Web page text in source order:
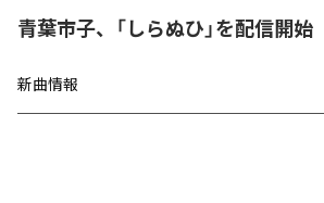
青葉市子、「しらぬひ」を配信開始
新曲情報